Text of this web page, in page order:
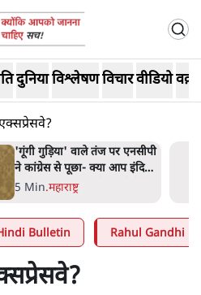
दुनियाविश्लेषणविचारवीडियो
संसदीय समिति-मेटा की बैठकः
मार्क ज़करबर्ग ने भारत सरकार से
माफी मांगी
5 Min.देश
Bulletin Rahul Gandhi